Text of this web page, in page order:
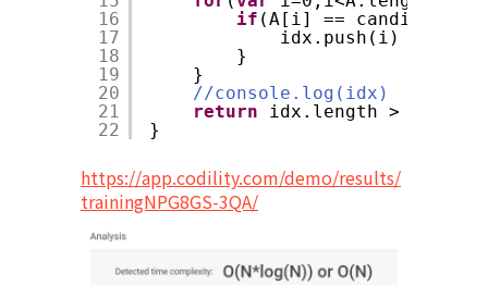
16
17
18
19
20
21
22
if (A[i] == candidate){
idx.push(i)
}
}
//console.log(idx)
return
idx.length >
}
https://app.codility.com/demo/results/
trainingNPG8GS-3QA/